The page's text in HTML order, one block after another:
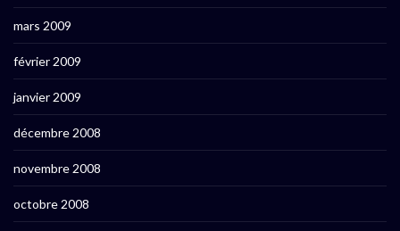
mars 2009
février 2009
janvier 2009
décembre 2008
novembre 2008
octobre 2008